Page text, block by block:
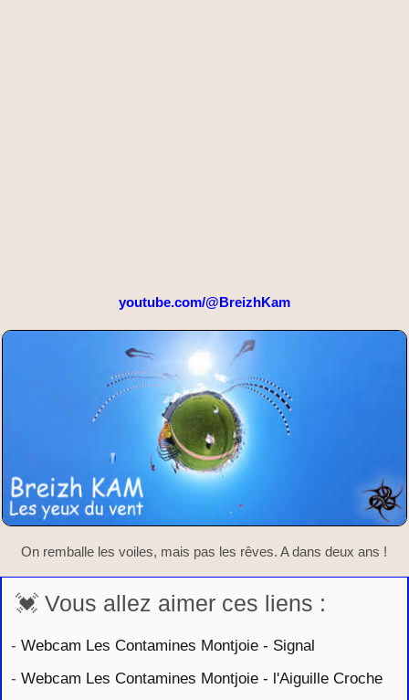
youtube.com/@BreizhKam
On remballe les voiles, mais pas les rêves. A dans deux ans !
💓 Vous allez aimer ces liens :
- Webcam Les Contamines Montjoie - Signal
- Webcam Les Contamines Montjoie - l'Aiguille Croche